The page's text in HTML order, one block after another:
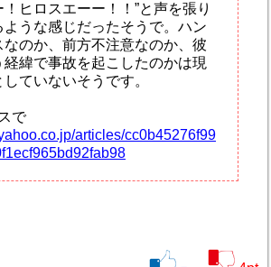
ヒロスエーー！！”と声を張り
うな感じだったそうで。ハン
なのか、前方不注意なのか、彼
経緯で事故を起こしたのかは現
ていないそうです。
で
articles/cc0b45276f99